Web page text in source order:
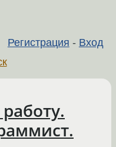
Регистрация - Вход